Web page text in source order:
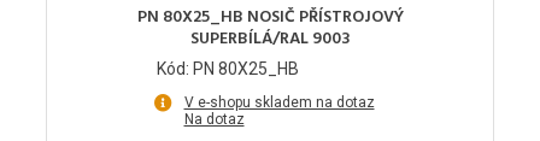
PN 80X25_HB NOSIČ PŘÍSTROJOVÝ
SUPERBÍLÁ/RAL 9003
Kód: PN 80X25_HB
V e-shopu skladem na dotaz
Na dotaz